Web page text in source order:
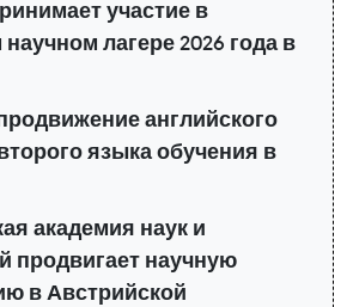
участие в
лагере 2026 года в
английского
языка обучения в
академия наук и
продвигает научную
в Австрийской